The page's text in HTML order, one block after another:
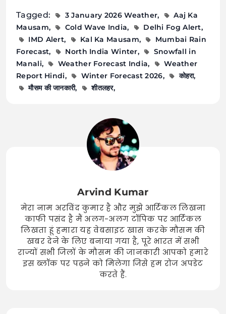
Tagged: 3 January 2026 Weather
Aaj Ka
Mausam
Cold Wave India
Delhi Fog Alert
IMD Alert
Kal Ka Mausam
Mumbai Rain
Forecast
North India Winter
Snowfall in
Manali
Weather Forecast India
Weather
Report Hindi
Winter Forecast 2026
कोहरा
मौसम की जानकारी
शीतलहर
Arvind Kumar
मेरा नाम अरविंद कुमार है और मुझे आर्टिकल लिखना
काफी पसंद है मैं अलग-अलग टॉपिक पर आर्टिकल
लिखता हूं हमारा यह वेबसाइट खास करके मौसम की
खबर देने के लिए बनाया गया है, पूरे भारत में सभी
राज्यों सभी जिलों के मौसम की जानकारी आपको हमारे
इस ब्लॉक पर पढ़ने को मिलेगा जिसे हम रोज अपडेट
करते हैं.